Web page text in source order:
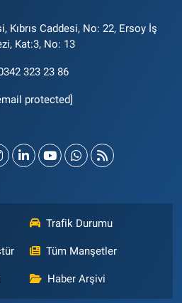
Kıbrıs Caddesi, No: 22, Ersoy İş
Kat:3, No: 13
323 23 86
protected]
Trafik Durumu
Tüm Manşetler
Haber Arşivi